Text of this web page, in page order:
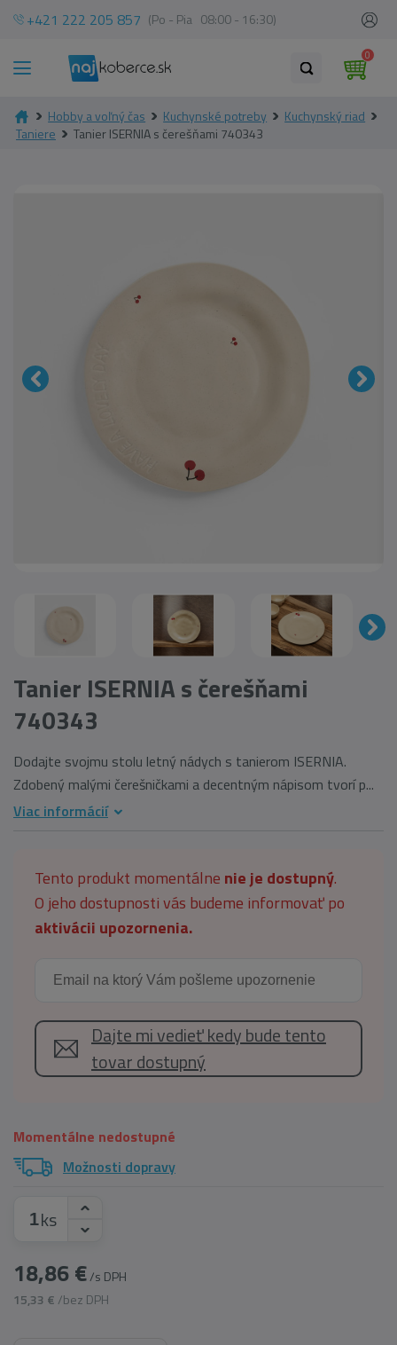
+421 222 205 857 (Po - Pia 08:00 - 16:30)
0
Hobby a voľný čas Kuchynské potreby
Kuchynský riad
Taniere
Tanier ISERNIA s čerešňami 740343
Tanier ISERNIA s čerešňami
740343
Dodajte svojmu stolu letný nádych s tanierom ISERNIA.
Zdobený malými čerešničkami a decentným nápisom tvorí p...
Viac informácií
Tento produkt momentálne nie je dostupný.
O jeho dostupnosti vás budeme informovať po
aktivácii upozornenia.
Dajte mi vedieť kedy bude tento
tovar dostupný
Momentálne nedostupné
Možnosti dopravy
ks
18,86 €/s DPH
15,33 € /bez DPH